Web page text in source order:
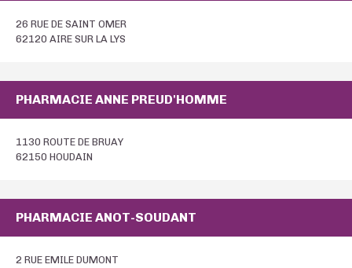
26 RUE DE SAINT OMER
62120 AIRE SUR LA LYS
PHARMACIE ANNE PREUD'HOMME
1130 ROUTE DE BRUAY
62150 HOUDAIN
PHARMACIE ANOT-SOUDANT
2 RUE EMILE DUMONT